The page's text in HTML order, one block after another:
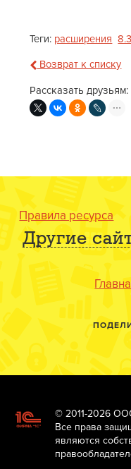
Теги: расширения
Возврат к списку
Рассказать друзьям:
Правила ресурса
Другие
© 2011-2026
Все права
являются